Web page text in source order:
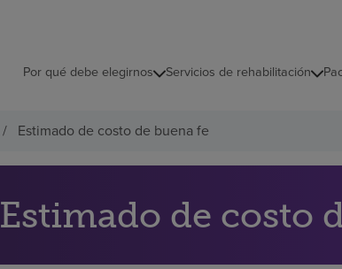
Por qué debe elegirnos Servicios de rehabilitación
/ Estimado de costo de buena fe
Estimado de costo